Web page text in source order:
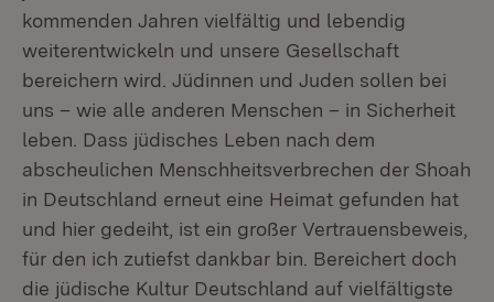
kommenden Jahren vielfältig und lebendig
weiterentwickeln und unsere Gesellschaft
bereichern wird. Jüdinnen und Juden sollen bei
uns – wie alle anderen Menschen – in Sicherheit
leben. Dass jüdisches Leben nach dem
abscheulichen Menschheitsverbrechen der Shoah
in Deutschland erneut eine Heimat gefunden hat
und hier gedeiht, ist ein großer Vertrauensbeweis,
für den ich zutiefst dankbar bin. Bereichert doch
die jüdische Kultur Deutschland auf vielfältigste